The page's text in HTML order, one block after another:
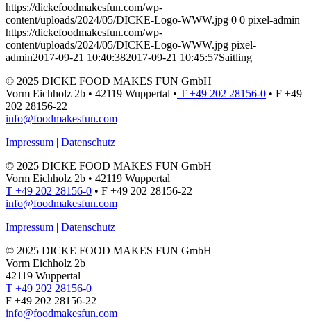
https://dickefoodmakesfun.com/wp-
content/uploads/2024/05/DICKE-Logo-WWW.jpg 0 0 pixel-admin
https://dickefoodmakesfun.com/wp-
content/uploads/2024/05/DICKE-Logo-WWW.jpg pixel-
admin2017-09-21 10:40:382017-09-21 10:45:57Saitling
© 2025 DICKE FOOD MAKES FUN GmbH
Vorm Eichholz 2b • 42119 Wuppertal • T +49 202 28156-0 • F +49
202 28156-22
info@foodmakesfun.com
Impressum | Datenschutz
© 2025 DICKE FOOD MAKES FUN GmbH
Vorm Eichholz 2b • 42119 Wuppertal
T +49 202 28156-0 • F +49 202 28156-22
info@foodmakesfun.com
Impressum | Datenschutz
© 2025 DICKE FOOD MAKES FUN GmbH
Vorm Eichholz 2b
42119 Wuppertal
T +49 202 28156-0
F +49 202 28156-22
info@foodmakesfun.com